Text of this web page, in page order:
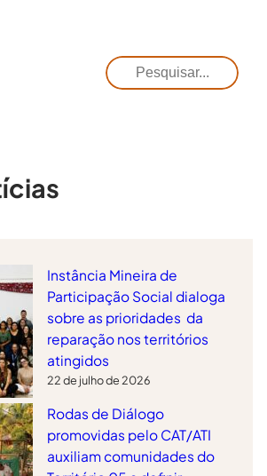
Pesquisar
Instância Mineira de
Participação Social dialoga
sobre as prioridades da
reparação nos territórios
atingidos
22 de julho de 2026
Rodas de Diálogo
promovidas pelo CAT/ATI
auxiliam comunidades do